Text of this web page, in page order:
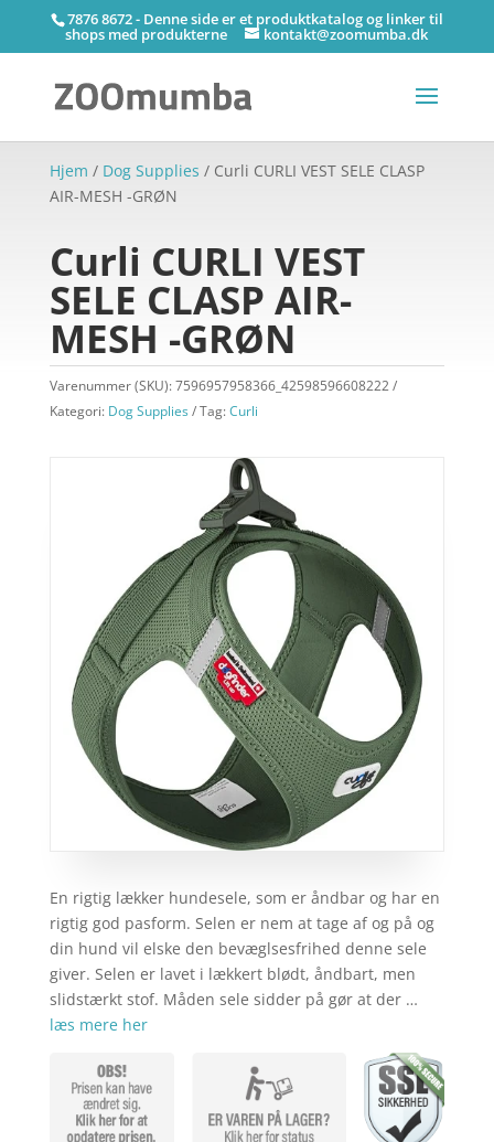
7876 8672 - Denne side er et produktkatalog og linker til
shops med produkterne kontakt@zoomumba.dk
Hjem / Dog Supplies / Curli CURLI VEST SELE CLASP
AIR-MESH -GRØN
Curli CURLI VEST
SELE CLASP AIR-
MESH -GRØN
Varenummer (SKU):7596957958366_42598596608222
Kategori: Dog Supplies Tag:Curli
En rigtig lækker hundesele, som er åndbar og har en
rigtig god pasform. Selen er nem at tage af og på og
din hund vil elske den bevæglsesfrihed denne sele
giver. Selen er lavet i lækkert blødt, åndbart, men
slidstærkt stof. Måden sele sidder på gør at der …
læs mere her